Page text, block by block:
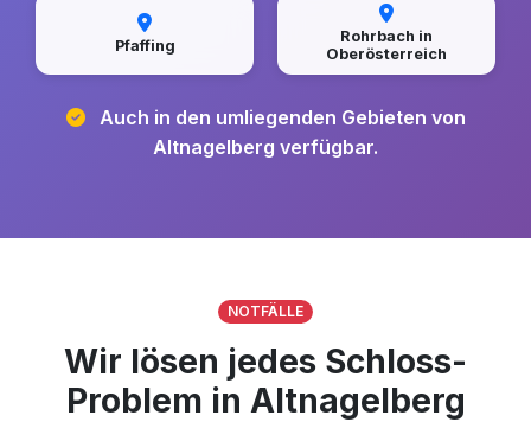
Pfaffing
Rohrbach in
Oberösterreich
Auch in den umliegenden Gebieten von
Altnagelberg verfügbar.
NOTFÄLLE
Wir lösen jedes Schloss-
Problem in Altnagelberg